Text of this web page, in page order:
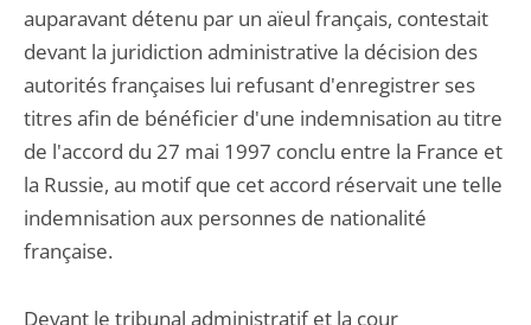
auparavant détenu par un aïeul français, contestait
devant la juridiction administrative la décision des
autorités françaises lui refusant d'enregistrer ses
titres afin de bénéficier d'une indemnisation au titre
de l'accord du 27 mai 1997 conclu entre la France et
la Russie, au motif que cet accord réservait une telle
indemnisation aux personnes de nationalité
française.
Devant le tribunal administratif et la cour